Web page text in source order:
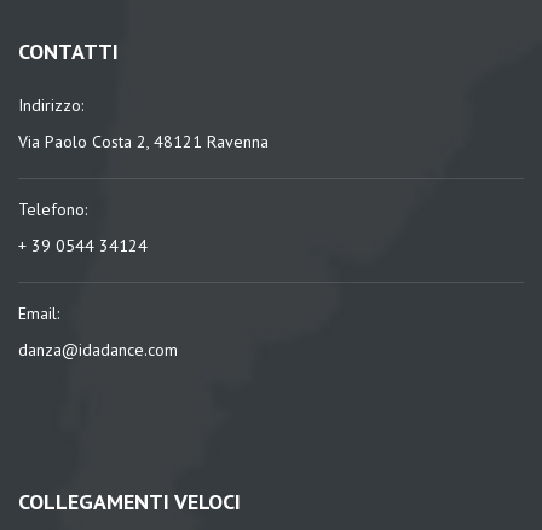
CONTATTI
Indirizzo:
Via Paolo Costa 2, 48121 Ravenna
Telefono:
+ 39 0544 34124
Email:
danza@idadance.com
COLLEGAMENTI VELOCI